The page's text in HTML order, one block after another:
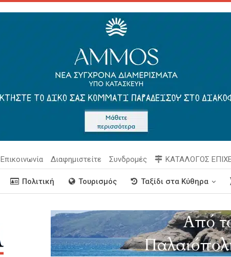
Επικοινωνία Διαφημιστείτε Συνδρομές ΚΑΤΑΛΟΓΟΣ
Πολιτική Τουρισμός Ταξίδι στα Κύθηρα